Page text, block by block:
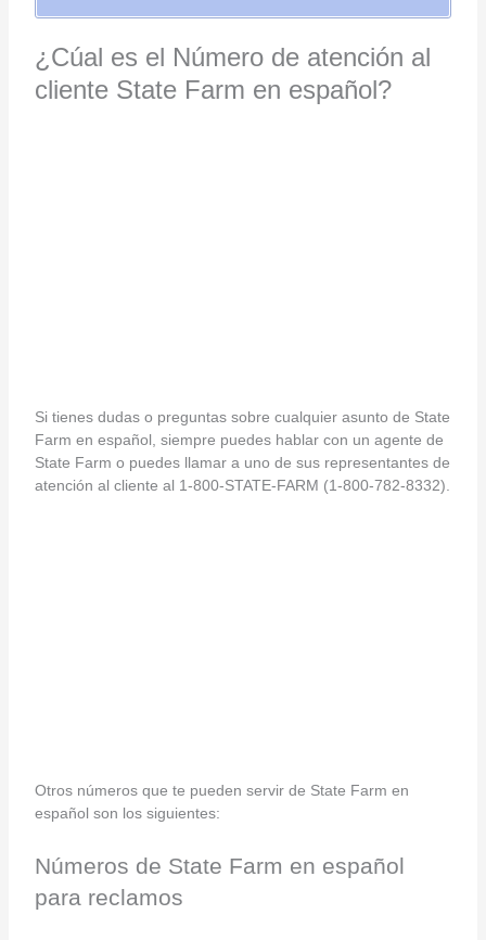
¿Cúal es el Número de atención al
cliente State Farm en español?
Si tienes dudas o preguntas sobre cualquier asunto de State
Farm en español, siempre puedes hablar con un agente de
State Farm o puedes llamar a uno de sus representantes de
atención al cliente al 1-800-STATE-FARM (1-800-782-8332).
Otros números que te pueden servir de State Farm en
español son los siguientes:
Números de State Farm en español
para reclamos